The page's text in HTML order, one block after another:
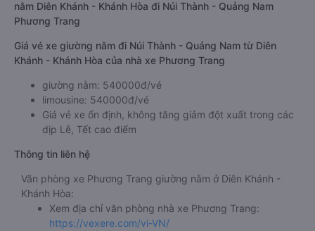
nằm Diên Khánh - Khánh Hòa đi Núi Thành - Quảng Nam
Phương Trang
Giá vé xe giường nằm đi Núi Thành - Quảng Nam từ Diên
Khánh - Khánh Hòa của nhà xe Phương Trang
giường nằm: 540000đ/vé
limousine: 540000đ/vé
Giá vé xe ổn định, không tăng giảm đột xuất trong các
dịp Lễ, Tết cao điểm
Thông tin liên hệ
Văn phòng xe Phương Trang giường nằm ở Diên Khánh -
Khánh Hòa:
Xem địa chỉ văn phòng nhà xe Phương Trang:
https://vexere.com/vi-VN/